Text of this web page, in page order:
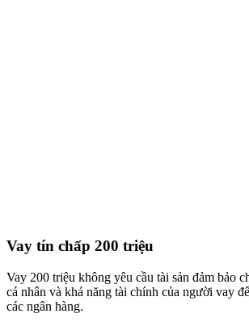
Vay tín chấp 200 triệu
Vay 200 triệu không yêu cầu tài sản đảm bảo
cá nhân và khả năng tài chính của người vay
các ngân hàng.